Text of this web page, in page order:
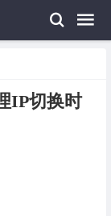
IP切换时